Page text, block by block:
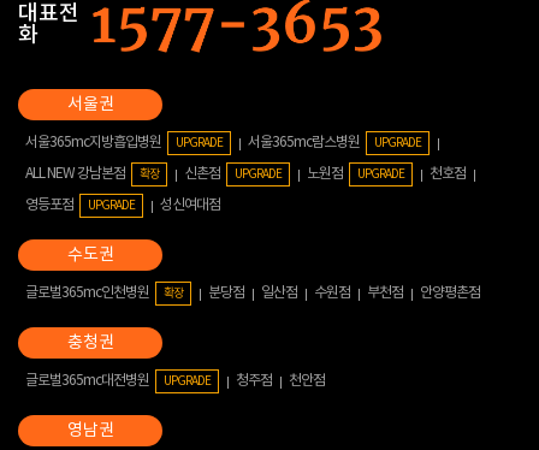
대표전
화
서울365mc지방흡입병원 UPGRADE 서울365mc람스병원 UPGRADE
ALL NEW 강남본점 확장 신촌점 UPGRADE 노원점 UPGRADE
천호점
영등포점
UPGRADE 성신여대점
글로벌365mc인천병원 확장 분당점 일산점 수원점 부천점 안양평촌점
글로벌365mc대전병원 UPGRADE 청주점 천안점